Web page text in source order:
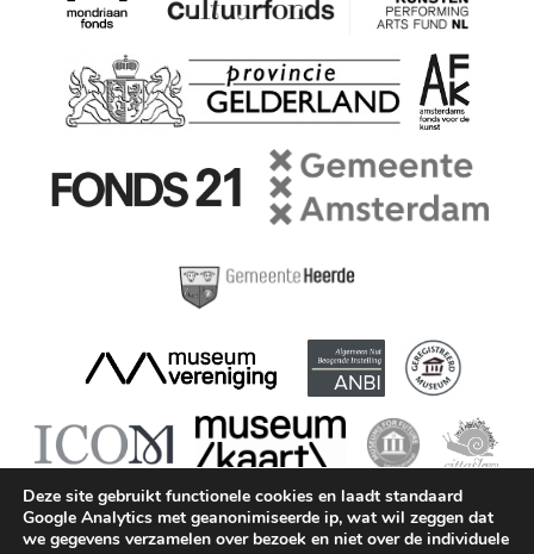
Deze site gebruikt functionele cookies en laadt standaard
Google Analytics met geanonimiseerde ip, wat wil zeggen dat
we gegevens verzamelen over bezoek en niet over de individuele